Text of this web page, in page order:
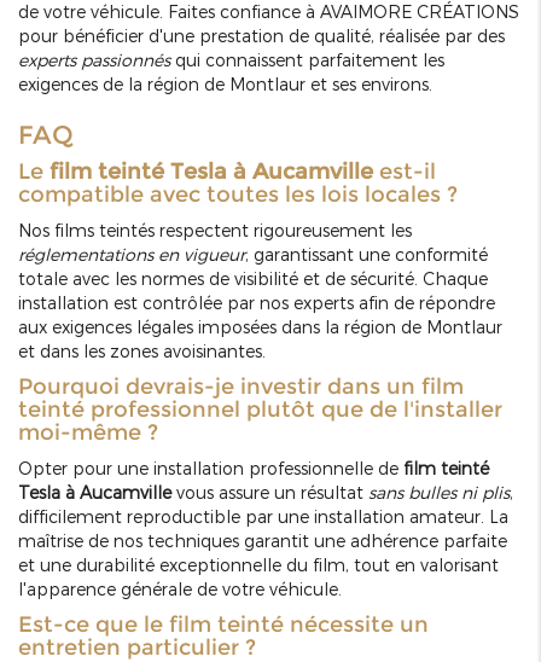
de votre véhicule. Faites confiance à AVAIMORE CRÉATIONS
pour bénéficier d'une prestation de qualité, réalisée par des
experts passionnésqui connaissent parfaitement les
exigences de la région de Montlaur et ses environs.
FAQ
Le film teinté Tesla à Aucamville est-il
compatible avec toutes les lois locales ?
Nos films teintés respectent rigoureusement les
réglementations en vigueur, garantissant une conformité
totale avec les normes de visibilité et de sécurité. Chaque
installation est contrôlée par nos experts afin de répondre
aux exigences légales imposées dans la région de Montlaur
et dans les zones avoisinantes.
Pourquoi devrais-je investir dans un film
teinté professionnel plutôt que de l'installer
moi-même ?
Opter pour une installation professionnelle de film teinté
Tesla à Aucamvillevous assure un résultat sans bulles ni plis,
difficilement reproductible par une installation amateur. La
maîtrise de nos techniques garantit une adhérence parfaite
et une durabilité exceptionnelle du film, tout en valorisant
l'apparence générale de votre véhicule.
Est-ce que le film teinté nécessite un
entretien particulier ?